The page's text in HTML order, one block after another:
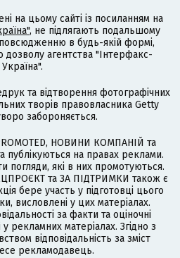
на цьому сайті із посиланням на
, не підлягають подальшому
в будь-якій формі,
дозволу агентства "Інтерфакс-
Україна".
та відтворення фотографічних
творів правовласника Getty
забороняється.
НОВИНИ КОМПАНІЙ та
на правах реклами.
погляди, які в них промотуються.
та ЗА ПІДТРИМКИ також є
бере участь у підготовці цього
висловлені у цих матеріалах.
за факти та оціночні
рекламних матеріалах. Згідно з
відповідальність за зміст
рекламодавець.